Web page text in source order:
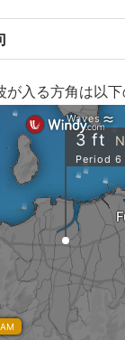
入る方角は以下